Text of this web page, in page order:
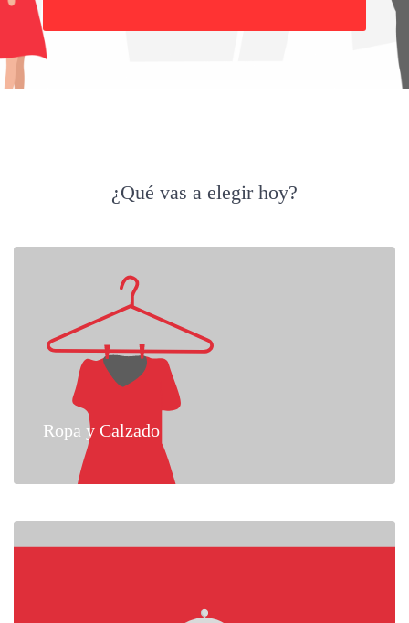
¿Qué vas a elegir hoy?
Ropa y Calzado